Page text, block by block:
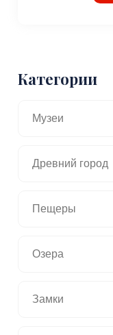
Категории
Музеи
Древний город
Пещеры
Озера
Замки